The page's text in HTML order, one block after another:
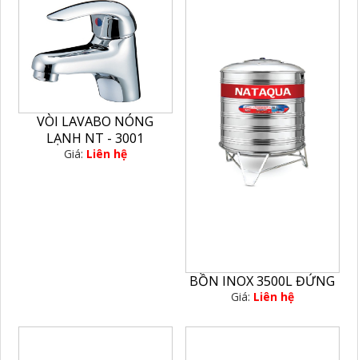
VÒI LAVABO NÓNG
LẠNH NT - 3001
Giá: Liên hệ
BỒN INOX 3500L ĐỨNG
Giá: Liên hệ